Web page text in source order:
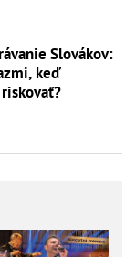
Slovákov:
keď